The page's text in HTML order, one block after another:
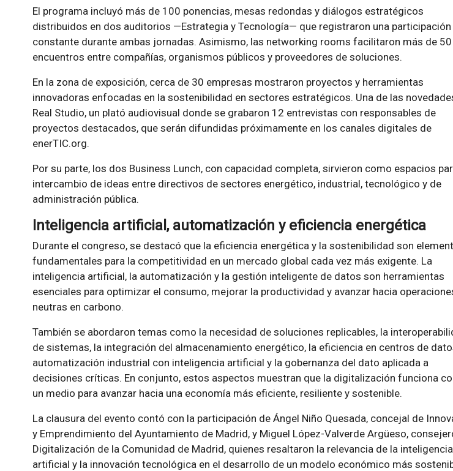
El programa incluyó más de 100 ponencias, mesas redondas y diálogos estratégicos
distribuidos en dos auditorios —Estrategia y Tecnología— que registraron una participación
constante durante ambas jornadas. Asimismo, las networking rooms facilitaron más de 50
encuentros entre compañías, organismos públicos y proveedores de soluciones.
En la zona de exposición, cerca de 30 empresas mostraron proyectos y herramientas
innovadoras enfocadas en la sostenibilidad en sectores estratégicos. Una de las
Real Studio, un plató audiovisual donde se grabaron 12 entrevistas con responsables de
proyectos destacados, que serán difundidas próximamente en los canales digitales de
enerTIC.org.
Por su parte, los dos Business Lunch, con capacidad completa, sirvieron como espacios
intercambio de ideas entre directivos de sectores energético, industrial, tecnológico y de
administración pública.
Inteligencia artificial, automatización y eficiencia energética
Durante el congreso, se destacó que la eficiencia energética y la sostenibilidad son
fundamentales para la competitividad en un mercado global cada vez más exigente. La
inteligencia artificial, la automatización y la gestión inteligente de datos son herramientas
esenciales para optimizar el consumo, mejorar la productividad y avanzar hacia
neutras en carbono.
También se abordaron temas como la necesidad de soluciones replicables, la
de sistemas, la integración del almacenamiento energético, la eficiencia en centros de
automatización industrial con inteligencia artificial y la gobernanza del dato aplicada a
decisiones críticas. En conjunto, estos aspectos muestran que la digitalización funciona
un medio para avanzar hacia una economía más eficiente, resiliente y sostenible.
La clausura del evento contó con la participación de Ángel Niño Quesada, concejal de
y Emprendimiento del Ayuntamiento de Madrid, y Miguel López-Valverde Argüeso,
Digitalización de la Comunidad de Madrid, quienes resaltaron la relevancia de la inteligencia
artificial y la innovación tecnológica en el desarrollo de un modelo económico más